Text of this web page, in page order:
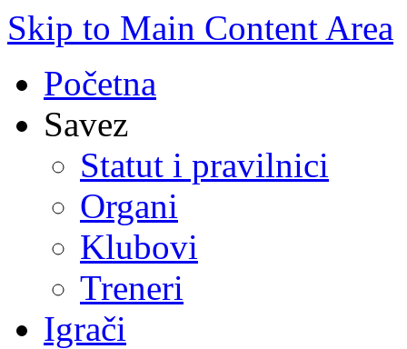
Skip to Main Content Area
Početna
Savez
Statut i pravilnici
Organi
Klubovi
Treneri
Igrači